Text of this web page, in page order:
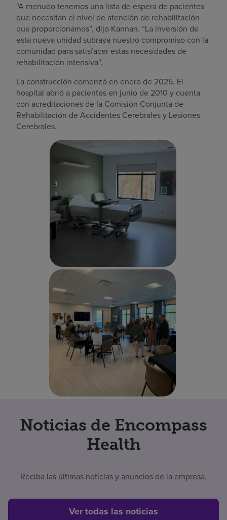
“A menudo tenemos una lista de espera de pacientes
que necesitan el nivel de atención de rehabilitación
que proporcionamos”, dijo Kannan. “La inversión de
esta nueva unidad subraya nuestro compromiso con la
comunidad para satisfacer estas necesidades de
rehabilitación intensiva”.
La construcción comenzó en enero de 2025. El
hospital abrió a pacientes en junio de 2010 y cuenta
con acreditaciones de la Comisión Conjunta de
Rehabilitación de Accidentes Cerebrales y Lesiones
Cerebrales.
Noticias de Encompass
Health
Reciba las últimas noticias y anuncios de la empresa.
Ver todas las noticias